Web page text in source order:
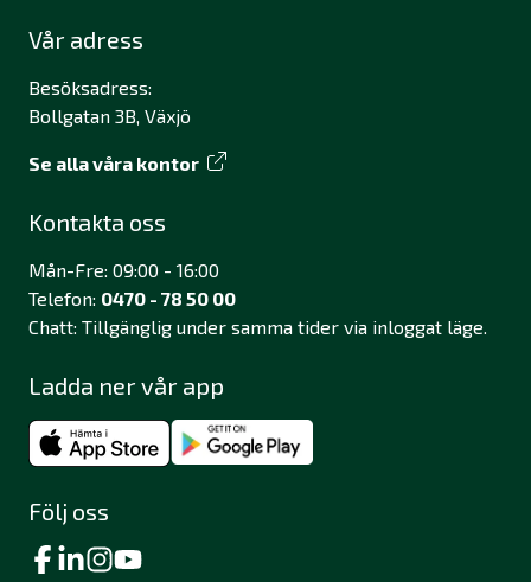
Vår adress
Besöksadress:
Bollgatan 3B, Växjö
Se alla våra kontor
Kontakta oss
Mån-Fre: 09:00 - 16:00
Telefon: 0470 - 78 50 00
Chatt: Tillgänglig under samma tider via inloggat läge.
Ladda ner vår app
Följ oss